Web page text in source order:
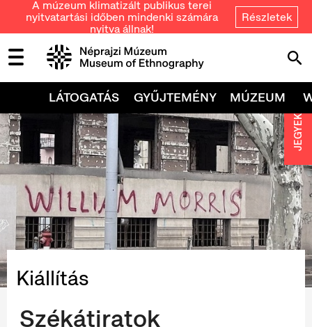
A múzeum klimatizált publikus terei
nyitvatartási időben mindenki számára
nyitva állnak!
Részletek
LÁTOGATÁS GYŰJTEMÉNY MÚZEUM
Kiállítás
Székátiratok
JEGYEK